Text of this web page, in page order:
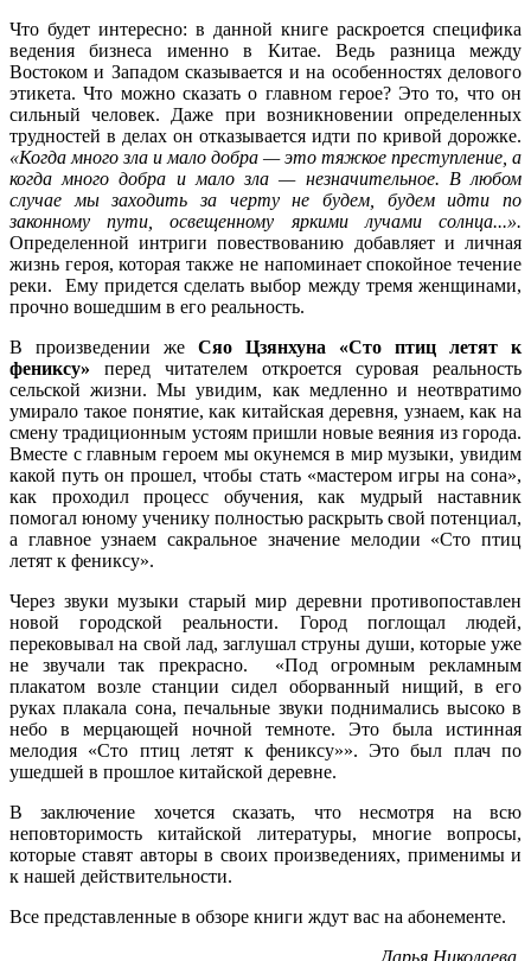
Что будет интересно: в данной книге раскроется специфика
ведения бизнеса именно в Китае. Ведь разница между
Востоком и Западом сказывается и на особенностях делового
этикета. Что можно сказать о главном герое? Это то, что он
сильный человек. Даже при возникновении определенных
трудностей в делах он отказывается идти по кривой дорожке.
«Когда много зла и мало добра — это тяжкое преступление, а
когда много добра и мало зла — незначительное. В любом
случае мы заходить за черту не будем, будем идти по
законному пути, освещенному яркими лучами солнца...».
Определенной интриги повествованию добавляет и личная
жизнь героя, которая также не напоминает спокойное течение
реки. Ему придется сделать выбор между тремя женщинами,
прочно вошедшим в его реальность.
В произведении же Сяо Цзянхуна «Сто птиц летят к
фениксу» перед читателем откроется суровая реальность
сельской жизни. Мы увидим, как медленно и неотвратимо
умирало такое понятие, как китайская деревня, узнаем, как на
смену традиционным устоям пришли новые веяния из города.
Вместе с главным героем мы окунемся в мир музыки, увидим
какой путь он прошел, чтобы стать «мастером игры на сона»,
как проходил процесс обучения, как мудрый наставник
помогал юному ученику полностью раскрыть свой потенциал,
а главное узнаем сакральное значение мелодии «Сто птиц
летят к фениксу».
Через звуки музыки старый мир деревни противопоставлен
новой городской реальности. Город поглощал людей,
перековывал на свой лад, заглушал струны души, которые уже
не звучали так прекрасно. «Под огромным рекламным
плакатом возле станции сидел оборванный нищий, в его
руках плакала сона, печальные звуки поднимались высоко в
небо в мерцающей ночной темноте. Это была истинная
мелодия «Сто птиц летят к фениксу»». Это был плач по
ушедшей в прошлое китайской деревне.
В заключение хочется сказать, что несмотря на всю
неповторимость китайской литературы, многие вопросы,
которые ставят авторы в своих произведениях, применимы и
к нашей действительности.
Все представленные в обзоре книги ждут вас на абонементе.
Дарья Николаева,